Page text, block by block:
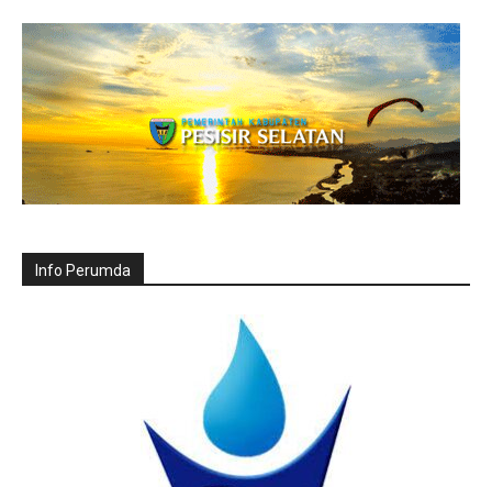
Info Perumda